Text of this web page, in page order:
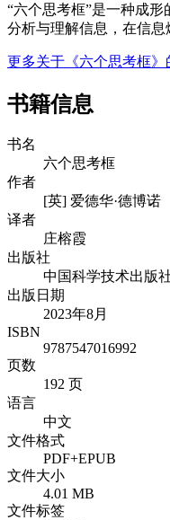
“六个思考框”是一种成
分析与理解信息，在信息
更多关于《六个思考框》
书籍信息
书名
六个思考框
作者
[英] 爱德华·德博诺
译者
庄榕霞
出版社
中国科学技术出版
出版日期
2023年8月
ISBN
9787547016992
页数
192 页
语言
中文
文件格式
PDF+EPUB
文件大小
4.01 MB
文件标签